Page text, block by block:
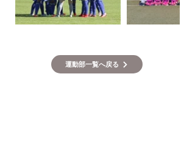
運動部一覧へ戻る